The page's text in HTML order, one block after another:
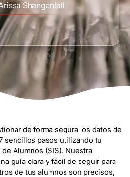
Shanganlall
de forma segura los datos de
sencillos pasos utilizando tu
Alumnos (SIS). Nuestra
guía clara y fácil de seguir para
de tus alumnos son precisos,